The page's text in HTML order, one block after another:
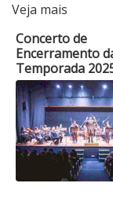
Veja mais
Concerto de
Encerramento
Temporada